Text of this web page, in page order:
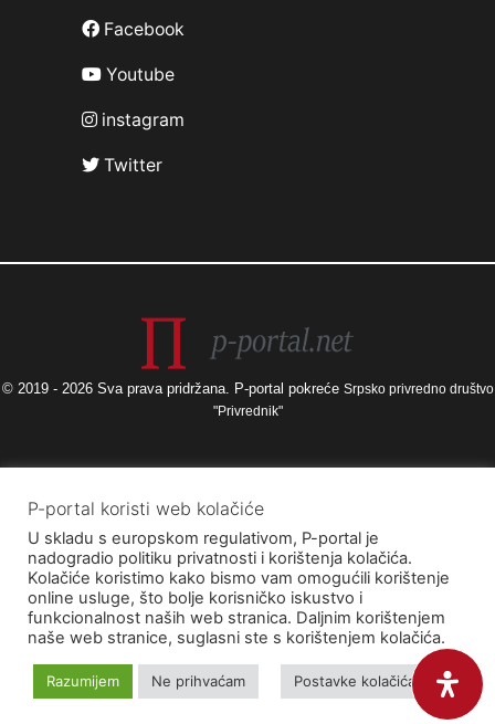
Facebook
Youtube
instagram
Twitter
© 2019 - 2026 Sva prava pridržana. P-portal pokreće Srpsko privredno društvo
"Privrednik"
Izneseni stavovi i mišljenja samo su autorova i ne odražavaju nužno
službena stajališta Europske unije ili Europske komisije, kao ni stajališta
Agencije za elektroničke medije ni Ministarstva kulture i medija. Europska
unija i Europska komisija, kao ni Agencija za elektroničke medije ni
Ministarstvo kulture i medija ne mogu se smatrati odgovornima za njih.
P-portal koristi web kolačiće
U skladu s europskom regulativom, P-portal je
nadogradio politiku privatnosti i korištenja kolačića.
Kolačiće koristimo kako bismo vam omogućili korištenje
online usluge, što bolje korisničko iskustvo i
funkcionalnost naših web stranica. Daljnim korištenjem
naše web stranice, suglasni ste s korištenjem kolačića.
Razumijem Ne prihvaćam Postavke kolačića